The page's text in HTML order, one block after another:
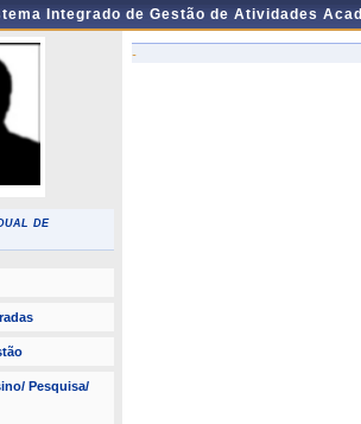
Integrado de Gestão de Atividades
de
Pesquisa/
-